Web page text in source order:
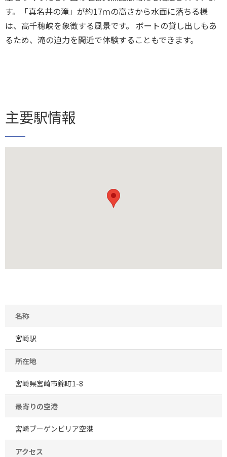
す。「真名井の滝」が約17ｍの高さから水面に落ちる様
は、高千穂峡を象徴する風景です。 ボートの貸し出しもあ
るため、滝の迫力を間近で体験することもできます。
主要駅情報
名称
宮崎駅
所在地
宮崎県宮崎市錦町1-8
最寄りの空港
宮崎ブーゲンビリア空港
アクセス